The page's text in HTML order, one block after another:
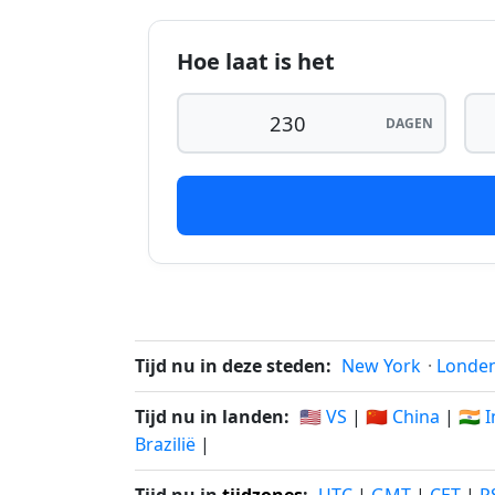
232 dagen geleden
233 dagen geleden
234 dagen geleden
237 dagen geleden
239 dagen geleden
240 dagen geleden
241 dagen geleden
Hoe laat is het
DAGEN
Tijd nu in deze steden: New York ·
Tijd nu in landen: 🇺🇸 VS | 🇨🇳 China | 🇮🇳
Brazilië |